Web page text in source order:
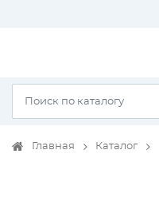
Главная Каталог